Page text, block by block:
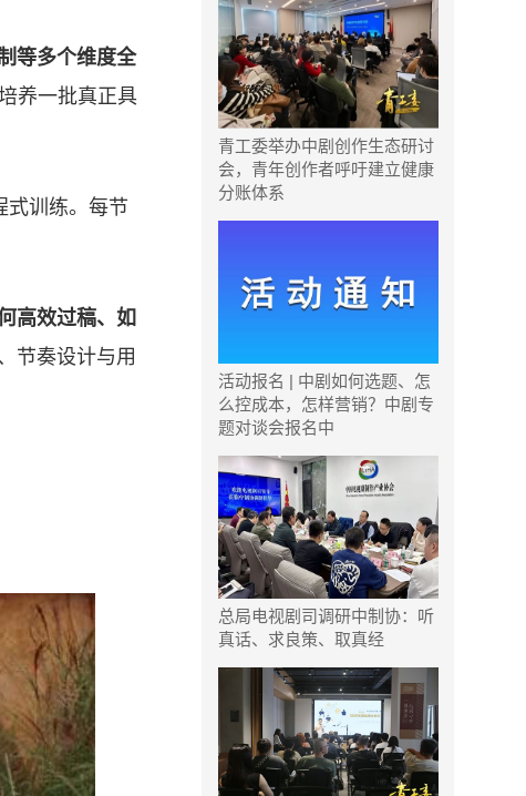
等多个维度全
养一批真正具
式训练。每节
高效过稿、如
节奏设计与用
青工委举办中剧创作生态研讨
会，青年创作者呼吁建立健康
分账体系
活动报名 | 中剧如何选题、怎
么控成本，怎样营销？中剧专
题对谈会报名中
总局电视剧司调研中制协：听
真话、求良策、取真经